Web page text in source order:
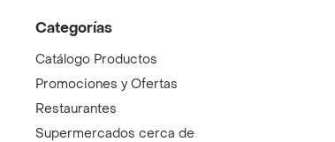
Categorías
Catálogo Productos
Promociones y Ofertas
Restaurantes
Supermercados cerca de